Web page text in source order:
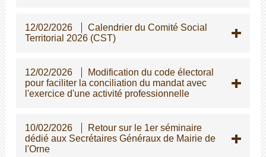
12/02/2026
Calendrier du Comité Social
Territorial 2026 (CST)
12/02/2026
Modification du code électoral
pour faciliter la conciliation du mandat avec
l'exercice d'une activité professionnelle
10/02/2026
Retour sur le 1er séminaire
dédié aux Secrétaires Généraux de Mairie de
l'Orne